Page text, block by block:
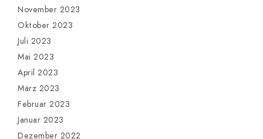
November 2023
Oktober 2023
Juli 2023
Mai 2023
April 2023
März 2023
Februar 2023
Januar 2023
Dezember 2022